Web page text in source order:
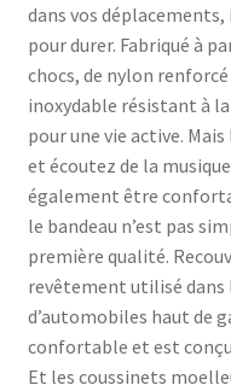
dans vos
pour durer. Fabriqué à
chocs, de nylon
inoxydable résistant à
pour une vie active.
et écoutez de la
également être
le bandeau n’est pas
première qualité.
revêtement utilisé dans
d’automobiles haut de
confortable et est
Et les coussinets